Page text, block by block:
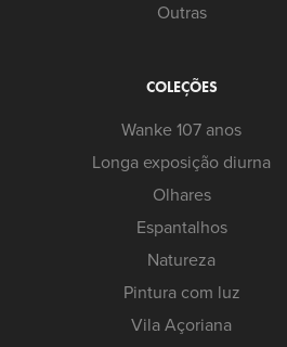
Outras
COLEÇÕES
Wanke 107 anos
Longa exposição diurna
Olhares
Espantalhos
Natureza
Pintura com luz
Vila Açoriana